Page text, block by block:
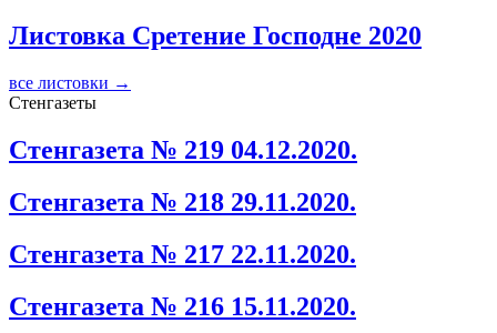
Листовка Сретение Господне 2020
все листовки →
Стенгазеты
Стенгазета № 219 04.12.2020.
Стенгазета № 218 29.11.2020.
Стенгазета № 217 22.11.2020.
Стенгазета № 216 15.11.2020.